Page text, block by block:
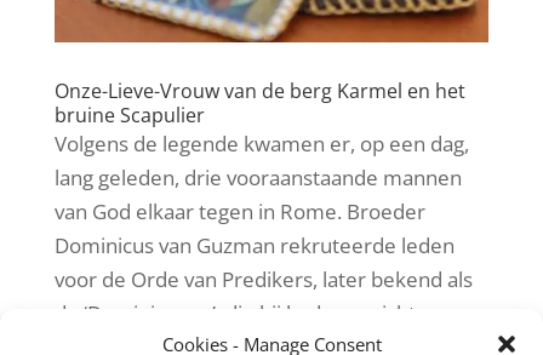
Cookies - Manage Consent
Onze-Lieve-Vrouw van de berg Karmel en het
bruine Scapulier
Volgens de legende kwamen er, op een dag,
lang geleden, drie vooraanstaande mannen
van God elkaar tegen in Rome. Broeder
Dominicus van Guzman rekruteerde leden
voor de Orde van Predikers, later bekend als
de ‘Dominicanen’, die hij had opgericht.
Broeder Franciscus van...